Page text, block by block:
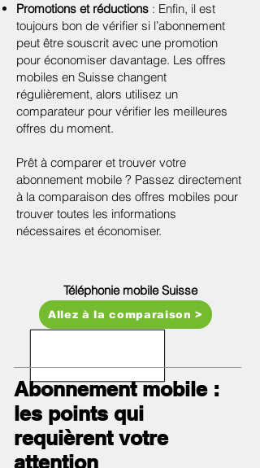
Promotions et réductions : Enfin, il est
toujours bon de vérifier si l’abonnement
peut être souscrit avec une promotion
pour économiser davantage. Les offres
mobiles en Suisse changent
régulièrement, alors utilisez un
comparateur pour vérifier les meilleures
offres du moment.
Prêt à comparer et trouver votre
abonnement mobile ? Passez directement
à la comparaison des offres mobiles pour
trouver toutes les informations
nécessaires et économiser.
Téléphonie mobile Suisse
Allez à la comparaison >
Abonnement mobile :
les points qui
requièrent votre
attention